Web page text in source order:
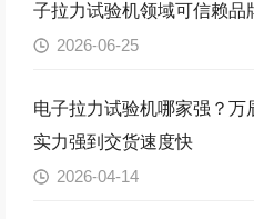
子拉力试验机领域可信赖品
2026-06-25
电子拉力试验机哪家强？万
实力强到交货速度快
2026-04-14